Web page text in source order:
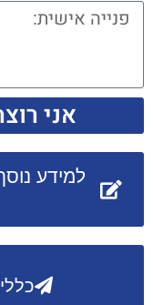
אני
למידע